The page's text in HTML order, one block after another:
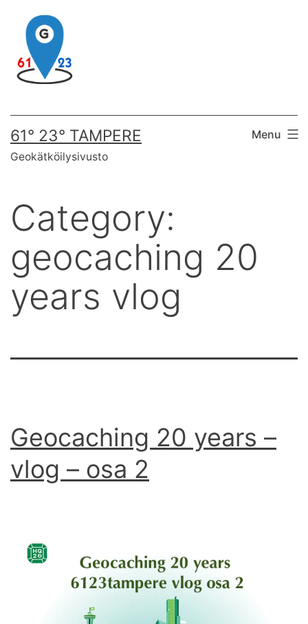
content
61° 23° TAMPERE
Geokätköilysivusto
Menu
Category:
geocaching 20
years vlog
Geocaching 20 years –
vlog – osa 2